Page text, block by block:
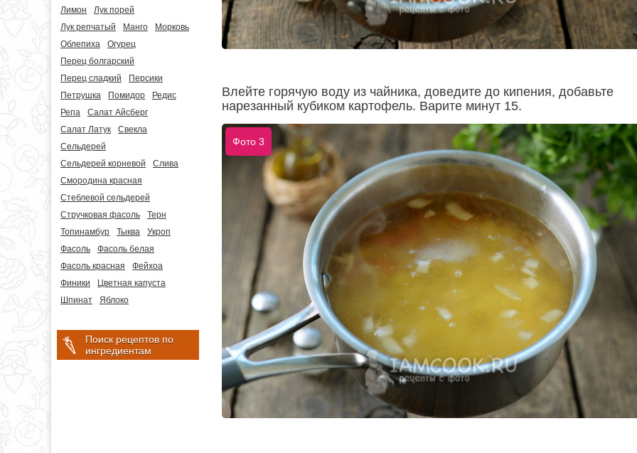
Лимон
Лук порей
Лук репчатый
Манго
Морковь
Облепиха
Огурец
Перец болгарский
Перец сладкий
Персики
Петрушка
Помидор
Редис
Репа
Салат Айсберг
Салат Латук
Свекла
Сельдерей
Сельдерей корневой
Слива
Смородина красная
Стеблевой сельдерей
Стручковая фасоль
Терн
Топинамбур
Тыква
Укроп
Фасоль
Фасоль белая
Фасоль красная
Фейхоа
Финики
Цветная капуста
Шпинат
Яблоко
Поиск рецептов по
ингредиентам
Влейте горячую воду из чайника, доведите до кипения, добавьте
нарезанный кубиком картофель. Варите минут 15.
Фото 3